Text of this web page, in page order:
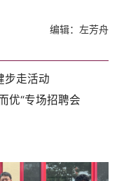
编辑：左芳舟
步走活动
优“专场招聘会